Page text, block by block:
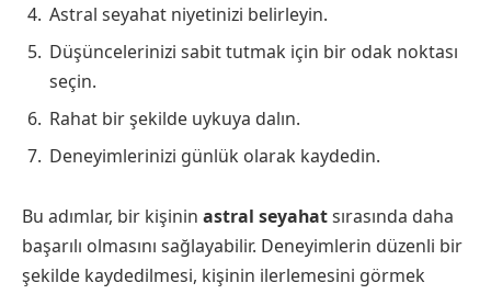
Astral seyahat niyetinizi belirleyin.
Düşüncelerinizi sabit tutmak için bir odak noktası
seçin.
Rahat bir şekilde uykuya dalın.
Deneyimlerinizi günlük olarak kaydedin.
Bu adımlar, bir kişinin astral seyahatsırasında daha
başarılı olmasını sağlayabilir. Deneyimlerin düzenli bir
şekilde kaydedilmesi, kişinin ilerlemesini görmek